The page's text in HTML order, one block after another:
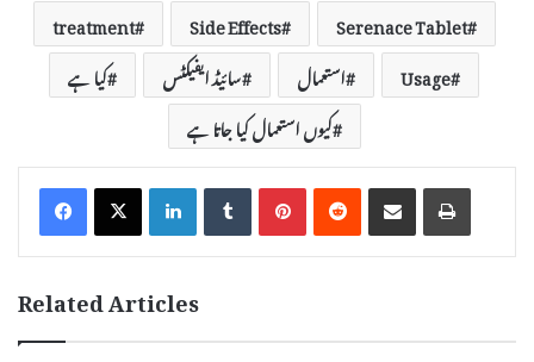
Serenace Tablet
Side Effects
treatment
Usage
استعمال سائیڈ ایفیکٹس
کیا ہے
کیوں استعمال کیا جاتا ہے
LinkedInTumblrPinterestReddit Share via Email Print
Related Articles